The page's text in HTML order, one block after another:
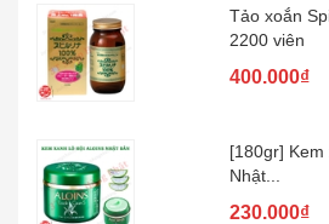
Tảo xoắn
2200 viên
400.000₫
[180gr] Kem
Nhật...
230.000₫